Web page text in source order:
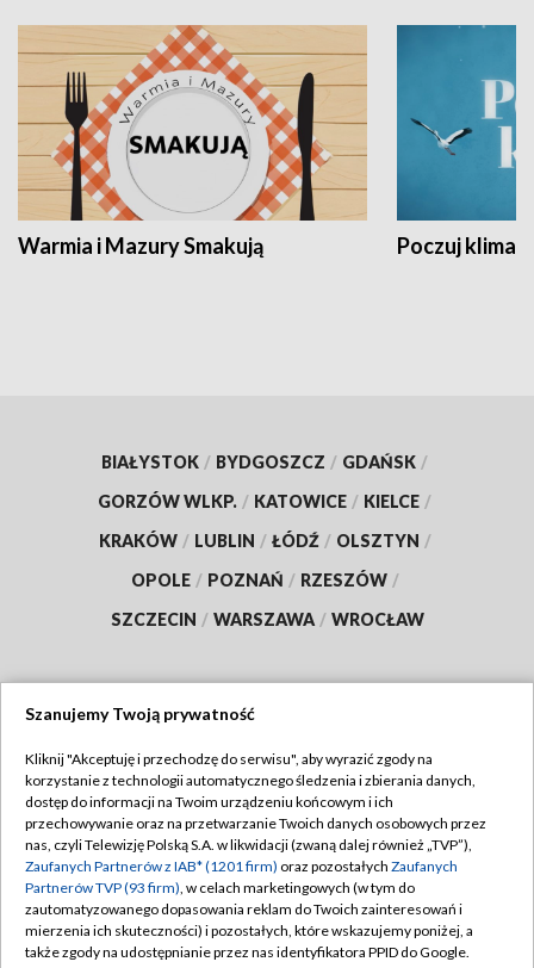
Warmia i Mazury Smakują Poczuj klimat
BIAŁYSTOK / BYDGOSZCZ / GDAŃSK /
GORZÓW WLKP. / KATOWICE / KIELCE /
KRAKÓW / LUBLIN / ŁÓDŹ / OLSZTYN /
OPOLE / POZNAŃ / RZESZÓW /
SZCZECIN / WARSZAWA / WROCŁAW
TVP
Abonament TVP
Emisja w TVP
Centrum informacji TVP
Naziemna Telewizja Cyfrowa
Regulamin TVP
Polityka prywatności
Moje zgody
Pomoc
Szanujemy Twoją prywatność
Kliknij "Akceptuję i przechodzę do serwisu", aby wyrazić zgody na
korzystanie z technologii automatycznego śledzenia i zbierania danych,
dostęp do informacji na Twoim urządzeniu końcowym i ich
przechowywanie oraz na przetwarzanie Twoich danych osobowych przez
nas, czyli Telewizję Polską S.A. w likwidacji (zwaną dalej również „TVP”),
Zaufanych Partnerów z IAB* (1201 firm) oraz pozostałych Zaufanych
Partnerów TVP (93 firm), w celach marketingowych (w tym do
zautomatyzowanego dopasowania reklam do Twoich zainteresowań i
mierzenia ich skuteczności) i pozostałych, które wskazujemy poniżej, a
także zgody na udostępnianie przez nas identyfikatora PPID do Google.